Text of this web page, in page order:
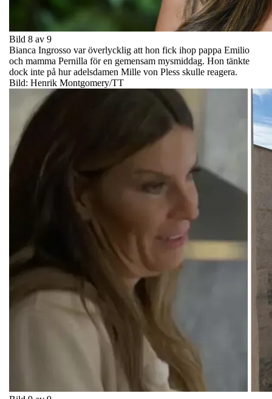
Bild 8 av 9
Bianca Ingrosso var överlycklig att hon fick ihop pappa Emilio
och mamma Pernilla för en gemensam mysmiddag. Hon tänkte
dock inte på hur adelsdamen Mille von Pless skulle reagera.
Bild: Henrik Montgomery/TT